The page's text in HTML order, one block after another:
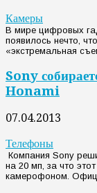
Камеры
В мире цифровых
появилось нечто,
«экстремальная
Sony
Honami
07.04.2013
Телефоны
Компания Sony
на 20 мп, за что
камерофоном.